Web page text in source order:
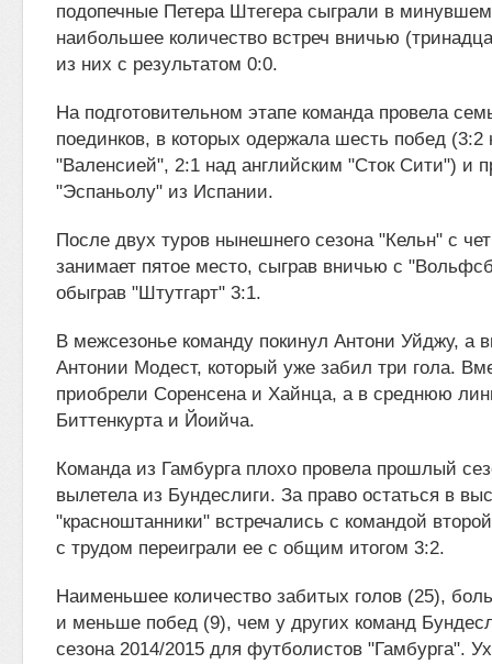
подопечные Петера Штегера сыграли в
наибольшее количество встреч вничью
из них с результатом 0:0.
На подготовительном этапе команда провела
поединков, в которых одержала шесть побед (3:2
"Валенсией", 2:1 над английским "Сток Сити") и
"Эспаньолу" из Испании.
После двух туров нынешнего сезона "Кельн" с
занимает пятое место, сыграв вничью с
обыграв "Штутгарт" 3:1.
В межсезонье команду покинул Антони Уйджу, а
Антонии Модест, который уже забил три гола.
приобрели Соренсена и Хайнца, а в среднюю
Биттенкурта и Йоийча.
Команда из Гамбурга плохо провела прошлый
вылетела из Бундеслиги. За право остаться в
"красноштанники" встречались с командой
с трудом переиграли ее с общим итогом 3:2.
Наименьшее количество забитых голов (25),
и меньше побед (9), чем у других команд
сезона 2014/2015 для футболистов "Гамбурга".